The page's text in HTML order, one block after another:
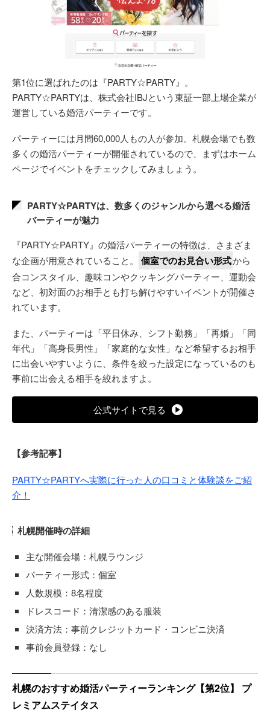
第1位に選ばれたのは『PARTY☆PARTY』。
PARTY☆PARTYは、株式会社IBJという東証一部上場企業が
運営している婚活パーティーです。
パーティーには月間60,000人もの人が参加。札幌会場でも数
多くの婚活パーティーが開催されているので、まずはホーム
ページでイベントをチェックしてみましょう。
PARTY☆PARTYは、数多くのジャンルから選べる婚活
バーティーが魅力
『PARTY☆PARTY』の婚活パーティーの特徴は、さまざま
な企画が用意されていること。
個室でのお見合い形式から
合コンスタイル、趣味コンやクッキングパーティー、運動会
など、初対面のお相手とも打ち解けやすいイベントが開催さ
れています。
また、パーティーは「平日休み、シフト勤務」「再婚」「同
年代」「高身長男性」「家庭的な女性」など希望するお相手
に出会いやすいように、条件を絞った設定になっているのも
事前に出会える相手を絞れますよ。
公式サイトで見る
【参考記事】
PARTY☆PARTYへ実際に行った人の口コミと体験談をご紹
介！
札幌開催時の詳細
主な開催会場：札幌ラウンジ
パーティー形式：個室
人数規模：8名程度
ドレスコード：清潔感のある服装
決済方法：事前クレジットカード・コンビニ決済
事前会員登録：なし
札幌のおすすめ婚活パーティーランキング【第2位】 プ
レミアムステイタス